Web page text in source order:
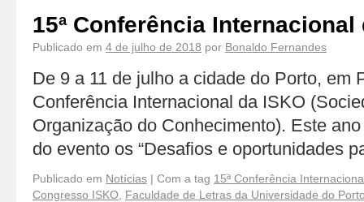
15ª Conferência Internacional
Publicado em 4 de julho de 2018 por Bonaldo Fernandes
De 9 a 11 de julho a cidade do Porto, em
Conferência Internacional da ISKO
Organização do Conhecimento). Este
do evento os “Desafios e oportunidades
Publicado em Notícias | Com a tag 15ª Conferência
Congresso ISKO
Faculdade de Letras da Universidade do